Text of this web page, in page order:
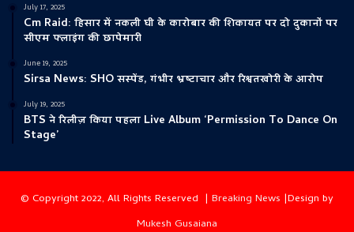
July 17, 2025
Cm Raid: हिसार में नकली घी के कारोबार की शिकायत पर दो दुकानों पर
सीएम फ्लाइंग की छापेमारी
June 19, 2025
Sirsa News: SHO सस्पेंड, गंभीर भ्रष्टाचार और रिश्वतखोरी के आरोप
July 19, 2025
BTS ने रिलीज़ किया पहला Live Album ‘Permission To Dance On
Stage’
© Copyright 2022, All Rights Reserved | Breaking News |Design by
Mukesh Gusaiana